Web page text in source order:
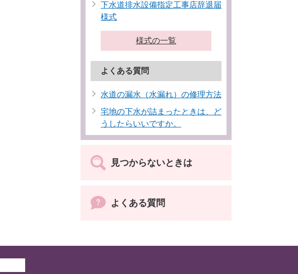
下水道排水設備指定工事店辞退届
様式
様式の一覧
よくある質問
水道の漏水（水漏れ）の修理方法
宅地の下水が詰まったときは、ど
うしたらいいですか。
見つからないときは
よくある質問